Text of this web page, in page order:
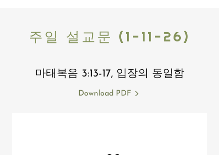
주일 설교문 (1-11-26)
마태복음 3:13-17, 입장의 동일함
Download PDF